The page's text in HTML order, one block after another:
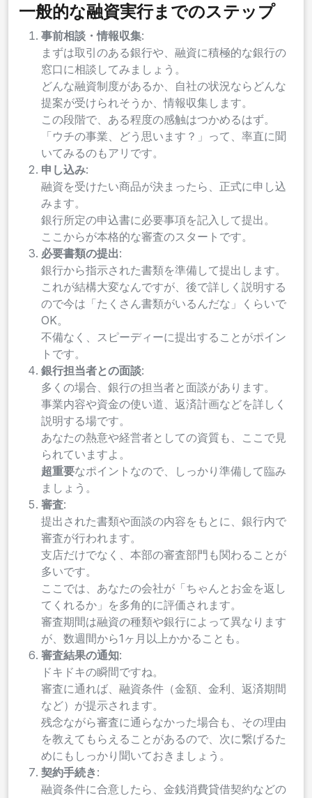
一般的な融資実行までのステップ
事前相談・情報収集:
まずは取引のある銀行や、融資に積極的な銀行の
窓口に相談してみましょう。
どんな融資制度があるか、自社の状況ならどんな
提案が受けられそうか、情報収集します。
この段階で、ある程度の感触はつかめるはず。
「ウチの事業、どう思います？」って、率直に聞
いてみるのもアリです。
申し込み:
融資を受けたい商品が決まったら、正式に申し込
みます。
銀行所定の申込書に必要事項を記入して提出。
ここからが本格的な審査のスタートです。
必要書類の提出:
銀行から指示された書類を準備して提出します。
これが結構大変なんですが、後で詳しく説明する
ので今は「たくさん書類がいるんだな」くらいで
OK。
不備なく、スピーディーに提出することがポイン
トです。
銀行担当者との面談:
多くの場合、銀行の担当者と面談があります。
事業内容や資金の使い道、返済計画などを詳しく
説明する場です。
あなたの熱意や経営者としての資質も、ここで見
られていますよ。
超重要なポイントなので、しっかり準備して臨み
ましょう。
審査:
提出された書類や面談の内容をもとに、銀行内で
審査が行われます。
支店だけでなく、本部の審査部門も関わることが
多いです。
ここでは、あなたの会社が「ちゃんとお金を返し
てくれるか」を多角的に評価されます。
審査期間は融資の種類や銀行によって異なります
が、数週間から1ヶ月以上かかることも。
審査結果の通知:
ドキドキの瞬間ですね。
審査に通れば、融資条件（金額、金利、返済期間
など）が提示されます。
残念ながら審査に通らなかった場合も、その理由
を教えてもらえることがあるので、次に繋げるた
めにもしっかり聞いておきましょう。
契約手続き:
融資条件に合意したら、金銭消費貸借契約などの